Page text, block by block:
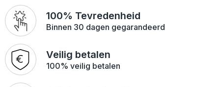
100% Tevredenheid
Binnen 30 dagen gegarandeerd
Veilig betalen
100% veilig betalen